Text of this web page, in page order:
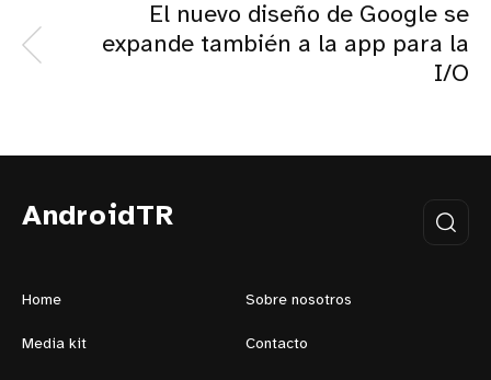
El nuevo diseño de Google se
expande también a la app para la
I/O
AndroidTR
Home Sobre nosotros
Media kit Contacto